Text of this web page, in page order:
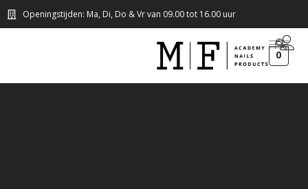
Openingstijden: Ma, Di, Do & Vr van 09.00 tot 16.00 uur
0